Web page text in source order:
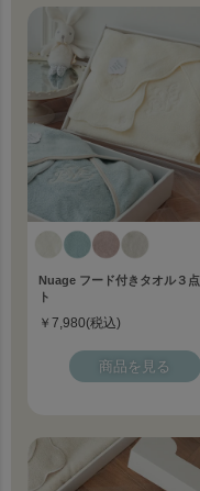
Nuage フード付きタオル３
ト
￥7,980(税込)
商品を見る